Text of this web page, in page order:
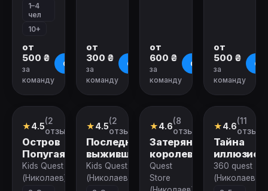
1–4
чел
10+
от
500 ₴
за
команду
О квесте
от
300 ₴
за
команду
О квесте
от
600 ₴
за
команду
О квесте
от
500 ₴
за
команду
О
Квест
★4.5(2
отзыва)
Остров
Попугая
Kids Quest
(Николаев)
Квест
★4.5(2
отзыва)
Последний
выживший
Kids Quest
(Николаев)
Квест
★4.6(8
отзывов)
Затерянное
королевство
Quest
Store
Квест
★4.6(11
Тайна
360 quest
(Николаев)